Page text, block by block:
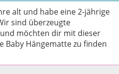
alt und habe eine 2-jährige
sind überzeugte
möchten dir mit dieser
Baby Hängematte zu finden